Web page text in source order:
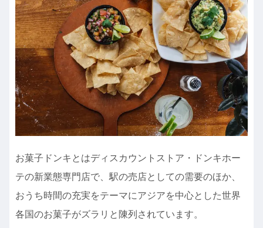
お菓子ドンキとはディスカウントストア・ドンキホー
テの新業態専門店で、駅の売店としての需要のほか、
おうち時間の充実をテーマにアジアを中心とした世界
各国のお菓子がズラリと陳列されています。